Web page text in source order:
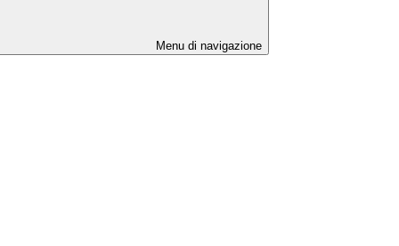
Menu di navigazione